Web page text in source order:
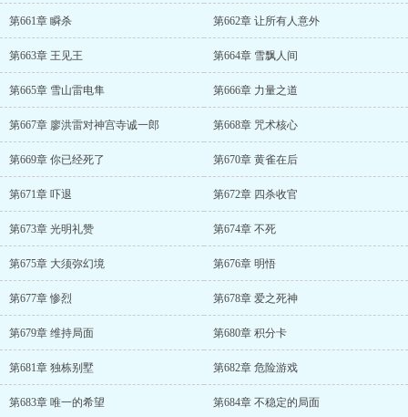
第661章 瞬杀 第662章 让所有人意外
第663章 王见王 第664章 雪飘人间
第665章 雪山雷电隼 第666章 力量之道
第667章 廖洪雷对神宫寺诚一郎 第668章 咒术核心
第669章 你已经死了 第670章 黄雀在后
第671章 吓退 第672章 四杀收官
第673章 光明礼赞 第674章 不死
第675章 大须弥幻境 第676章 明悟
第677章 惨烈 第678章 爱之死神
第679章 维持局面 第680章 积分卡
第681章 独栋别墅 第682章 危险游戏
第683章 唯一的希望 第684章 不稳定的局面